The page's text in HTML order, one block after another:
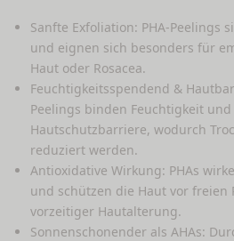
Sanfte Exfoliation: PHA-Peelings
und eignen sich besonders für
Haut oder Rosacea.
Feuchtigkeitsspendend &
Peelings binden Feuchtigkeit
Hautschutzbarriere, wodurch
reduziert werden.
Antioxidative Wirkung: PHAs
und schützen die Haut vor freien
vorzeitiger Hautalterung.
Sonnenschonender als AHAs: